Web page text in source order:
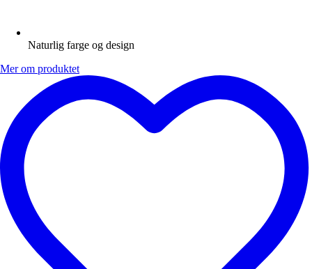
Naturlig farge og design
Mer om produktet